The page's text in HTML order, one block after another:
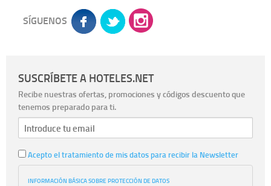
SÍGUENOS
SUSCRÍBETE A HOTELES.NET
Recibe nuestras ofertas, promociones y códigos descuento que
tenemos preparado para ti.
Acepto el tratamiento de mis datos para recibir la Newsletter
INFORMACIÓN BÁSICA SOBRE PROTECCIÓN DE DATOS